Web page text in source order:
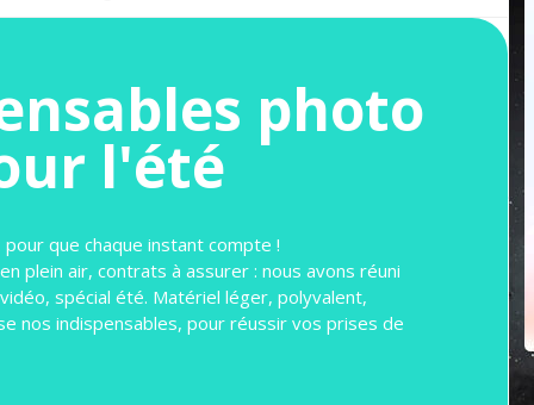
photo
l'été
que chaque instant compte !
plein air, contrats à assurer : nous avons réuni
spécial été. Matériel léger, polyvalent,
nos indispensables, pour réussir vos prises de